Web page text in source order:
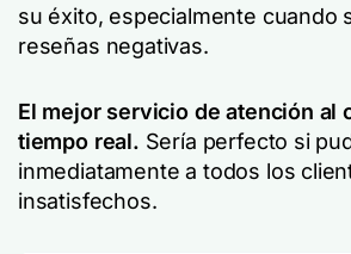
su éxito, especialmente cuando
reseñas negativas.
El mejor servicio de atención al
tiempo real. Sería perfecto si
inmediatamente a todos los
insatisfechos.